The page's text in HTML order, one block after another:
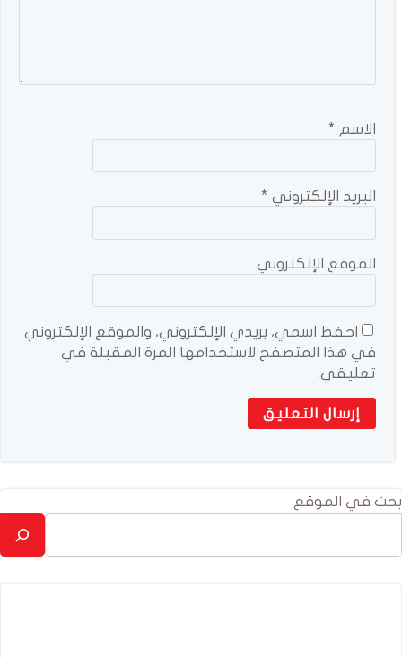
الاسم *
البريد الإلكتروني *
الموقع الإلكتروني
احفظ اسمي، بريدي الإلكتروني، والموقع الإلكتروني
في هذا المتصفح لاستخدامها المرة المقبلة في
تعليقي.
بحث في الموقع